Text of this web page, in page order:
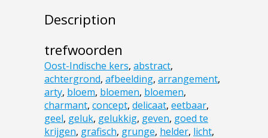
Description
trefwoorden
Oost-Indische kers, abstract,
achtergrond, afbeelding, arrangement,
arty, bloem, bloemen, bloemen,
charmant, concept, delicaat, eetbaar,
geel, geluk, gelukkig, geven, goed te
krijgen, grafisch, grunge, helder, licht,